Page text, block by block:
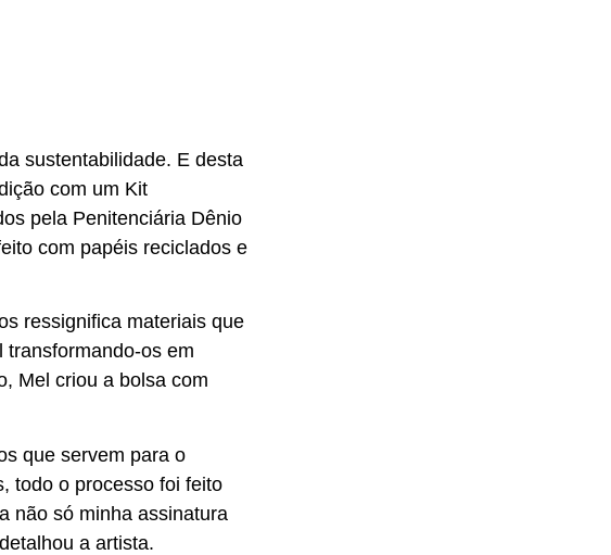
sustentabilidade. E desta
com um Kit
pela Penitenciária Dênio
com papéis reciclados e
ressignifica materiais que
transformando-os em
Mel criou a bolsa com
que servem para o
todo o processo foi feito
não só minha assinatura
a artista.